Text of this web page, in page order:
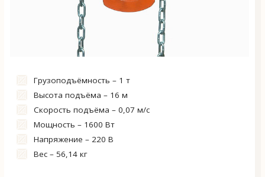
Грузоподъёмность – 1 т
Высота подъёма – 16 м
Скорость подъёма – 0,07 м/с
Мощность – 1600 Вт
Напряжение – 220 В
Вес – 56,14 кг